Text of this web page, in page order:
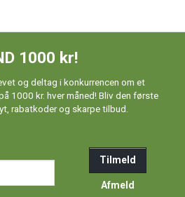
1000 kr!
og deltag i konkurrencen om et
1000 kr. hver måned! Bliv den første
rabatkoder og skarpe tilbud.
Tilmeld
Afmeld